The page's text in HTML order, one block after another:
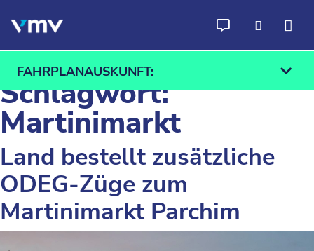
FAHRPLANAUSKUNFT:
Ab An
Finden
Schlagwort:
Martinimarkt
Land bestellt zusätzliche
ODEG-Züge zum
Martinimarkt Parchim